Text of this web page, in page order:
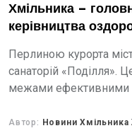
Хмільника – головні пріоритети діяльності
керівництва
Перлиною курорта
санаторій «Поділля».
межами ефективними
Автор: Новини Хмільника